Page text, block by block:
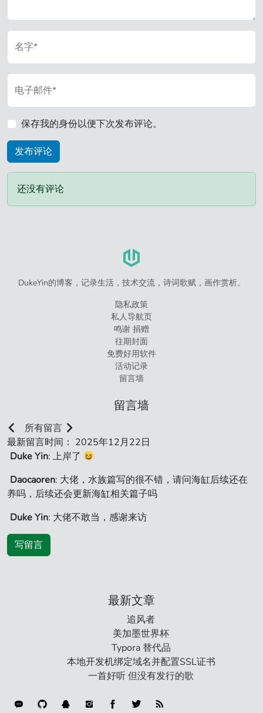
名字*
电子邮件*
保存我的身份以便下次发布评论。
还没有评论
DukeYin的博客，记录生活，技术交流，诗词歌赋，画作赏析。
隐私政策
私人导航页
鸣谢 捐赠
往期封面
免费好用软件
活动记录
留言墙
留言墙
所有留言
最新留言时间： 2025年12月22日
Duke Yin: 上岸了
Daocaoren: 大佬，水族篇写的很不错，请问海缸后续还在
养吗，后续还会更新海缸相关篇子吗
Duke Yin: 大佬不敢当，感谢来访
写留言
最新文章
追风者
美加墨世界杯
Typora 替代品
本地开发机绑定域名并配置SSL证书
一首好听 但没有发行的歌